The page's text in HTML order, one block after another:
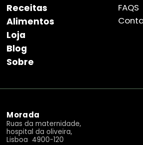
Receitas
Alimentos
Loja
Blog
Sobre
FAQS
Morada
Ruas da maternidade,
hospital da oliveira,
Lisboa 4900-120